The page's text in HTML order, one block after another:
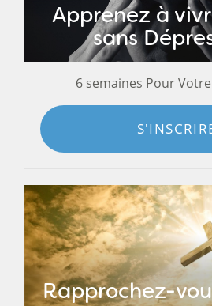
Apprenez à
sans
6 semaines Pour
Rapprochez-